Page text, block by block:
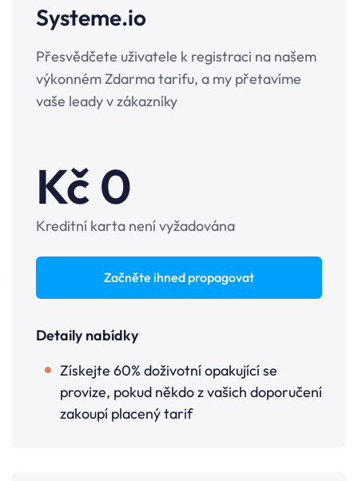
Systeme.io
Přesvědčete uživatele k registraci na našem
výkonném Zdarma tarifu, a my přetavíme
vaše leady v zákazníky
Kč0
Kreditní karta není vyžadována
Začněte ihned propagovat
Detaily nabídky
Získejte 60% doživotní opakující se
provize, pokud někdo z vašich doporučení
zakoupí placený tarif